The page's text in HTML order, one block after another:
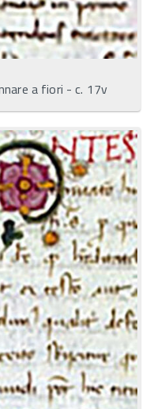
a fiori - c. 17v